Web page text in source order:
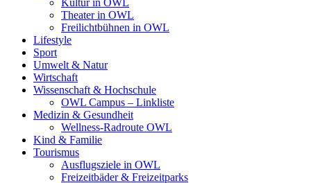
Kultur in OWL
Theater in OWL
Freilichtbühnen in OWL
Lifestyle
Sport
Umwelt & Natur
Wirtschaft
Wissenschaft & Hochschule
OWL Campus – Linkliste
Medizin & Gesundheit
Wellness-Radroute OWL
Kind & Familie
Tourismus
Ausflugsziele in OWL
Freizeitbäder & Freizeitparks